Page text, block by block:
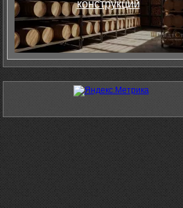
конструкций